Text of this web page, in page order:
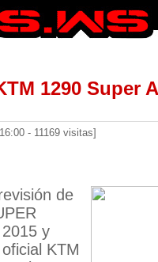
1290 Super
- 11169 visitas]
de
y
KTM